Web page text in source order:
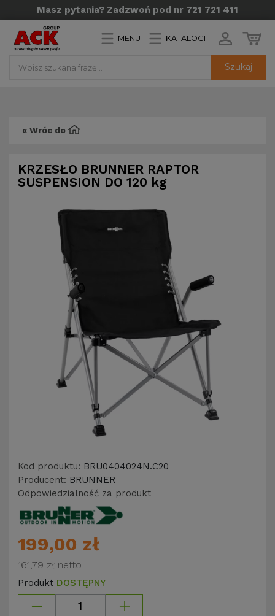
Masz pytania? Zadzwoń pod nr 721 721 411
Szukaj
MENU KATALOGI
« Wróc do
KRZESŁO BRUNNER RAPTOR
SUSPENSION DO 120 kg
Kod produktu: BRU0404024N.C20
Producent: BRUNNER
Odpowiedzialność za produkt
199,00 zł
161,79 zł netto
Produkt DOSTĘPNY